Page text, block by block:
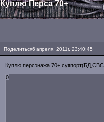
Куплю Перса 70+
Поделиться6 апреля, 2011г. 23:40:45
Куплю персонажа 70+
0